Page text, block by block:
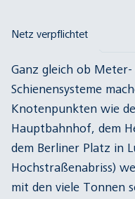
Netz verpflichtet
Ganz gleich ob
Schienensysteme
Knotenpunkten wie
Hauptbahnhof, dem
dem Berliner Platz in
Hochstraßenabriss)
mit den viele Tonnen